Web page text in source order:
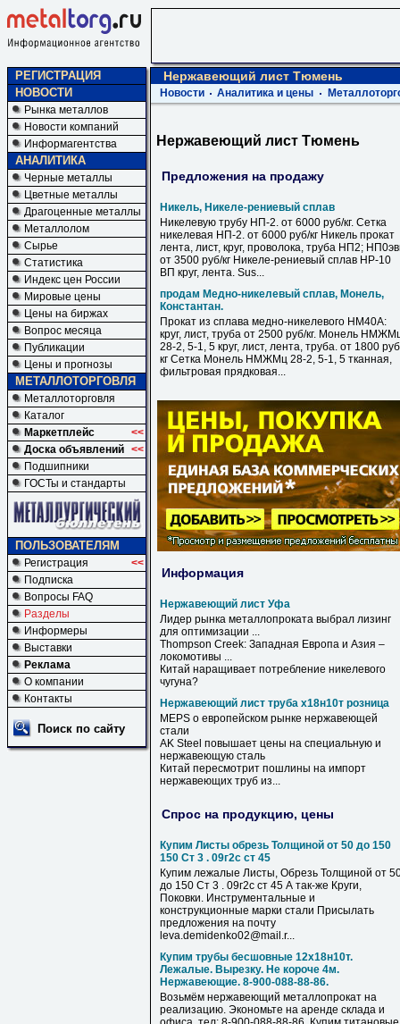
РЕГИСТРАЦИЯ
НОВОСТИ
Рынка металлов
Новости компаний
Информагентства
АНАЛИТИКА
Черные металлы
Цветные металлы
Драгоценные металлы
Металлолом
Сырье
Статистика
Индекс цен России
Мировые цены
Цены на биржах
Вопрос месяца
Публикации
Цены и прогнозы
МЕТАЛЛОТОРГОВЛЯ
Металлоторговля
Каталог
Маркетплейс
<<
Доска объявлений <<
Подшипники
ГОСТы и стандарты
ПОЛЬЗОВАТЕЛЯМ
Регистрация
<<
Подписка
Вопросы FAQ
Разделы
Информеры
Выставки
Реклама
О компании
Контакты
Поиск по сайту
Нержавеющий лист Тюмень
Новости Аналитика и цены
Нержавеющий лист Тюмень
Предложения на продажу
Никель, Никеле-рениевый сплав
Никелевую трубу НП-2. от 6000 руб/кг. Сетка
никелевая НП-2. от 6000 руб/кг Никель прокат
лента, лист, круг, проволока, труба НП2;
от 3500 руб/кг Никеле-рениевый сплав НР-10
ВП круг, лента. Sus...
продам Медно-никелевый сплав, Монель,
Константан.
Прокат из сплава медно-никелевого НМ40А:
круг, лист, труба от 2500 руб/кг. Монель
28-2, 5-1, 5 круг, лист, лента, труба. от 1800
кг Сетка Монель НМЖМц 28-2, 5-1, 5 тканная,
фильтровая прядковая...
Информация
Нержавеющий лист Уфа
Лидер рынка металлопроката выбрал лизинг
для оптимизации ...
Thompson Creek: Западная Европа и Азия –
локомотивы ...
Китай наращивает потребление никелевого
чугуна?
Нержавеющий лист труба х18н10т розница
MEPS о европейском рынке нержавеющей
стали
AK Steel повышает цены на специальную и
нержавеющую сталь
Китай пересмотрит пошлины на импорт
нержавеющих труб из...
Спрос на продукцию, цены
Купим Листы обрезь Толщиной от 50 до 150
150 Ст 3 . 09г2с ст 45
Купим лежалые Листы, Обрезь Толщиной от
до 150 Ст 3 . 09г2с ст 45 А так-же Круги,
Поковки. Инструментальные и
конструкционные марки стали Присылать
предложения на почту
leva.demidenko02@mail.r...
Купим трубы бесшовные 12х18н10т.
Лежалые. Вырезку. Не короче 4м.
Нержавеющие. 8-900-088-88-86.
Возьмём нержавеющий металлопрокат на
реализацию. Экономьте на аренде склада и